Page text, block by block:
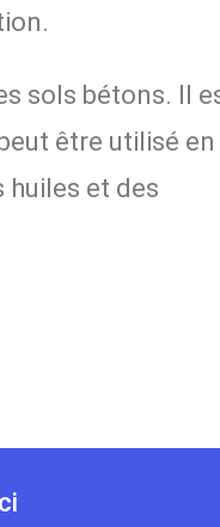
sols bétons. Il
être utilisé en
huiles et des